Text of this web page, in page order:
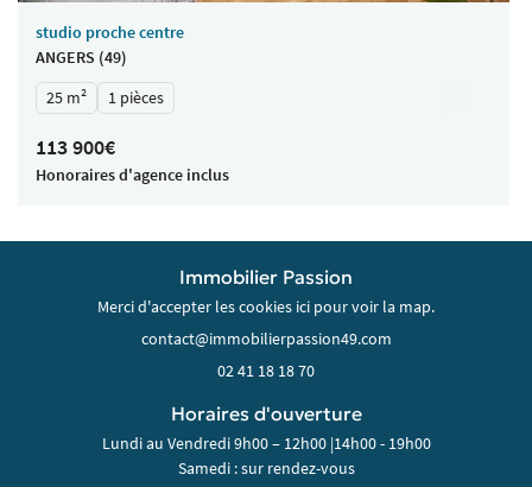
studio proche centre
ANGERS (49)
25 m²
1 pièces
113 900€
Honoraires d'agence inclus
Immobilier Passion
Merci d'accepter les cookies ici pour voir la map.
02 41 18 18 70
Horaires d'ouverture
Lundi au Vendredi 9h00 – 12h00 |14h00 - 19h00
Samedi : sur rendez-vous